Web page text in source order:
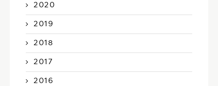
2020
2019
2018
2017
2016